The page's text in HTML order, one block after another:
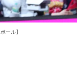
ール】